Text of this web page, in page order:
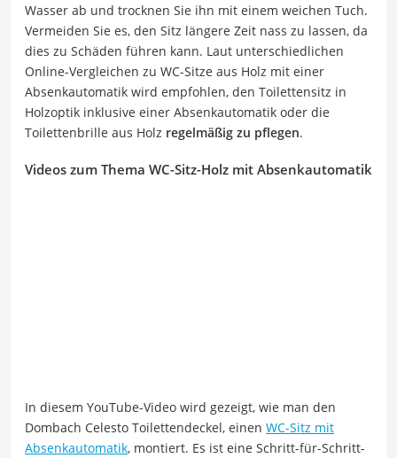
Wasser ab und trocknen Sie ihn mit einem weichen Tuch.
Vermeiden Sie es, den Sitz längere Zeit nass zu lassen, da
dies zu Schäden führen kann. Laut unterschiedlichen
Online-Vergleichen zu WC-Sitze aus Holz mit einer
Absenkautomatik wird empfohlen, den Toilettensitz in
Holzoptik inklusive einer Absenkautomatik oder die
Toilettenbrille aus Holz regelmäßig zu pflegen.
Videos zum Thema WC-Sitz-Holz mit Absenkautomatik
In diesem YouTube-Video wird gezeigt, wie man den
Dombach Celesto Toilettendeckel, einen WC-Sitz mit
Absenkautomatik, montiert. Es ist eine Schritt-für-Schritt-